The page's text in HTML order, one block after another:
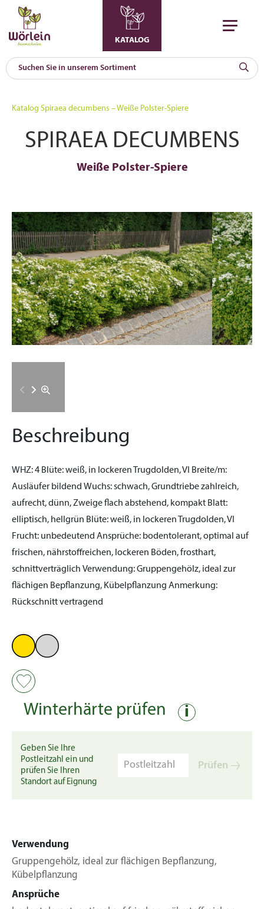
KATALOG
Katalog Spiraea decumbens – Weiße Polster-Spiere
SPIRAEA DECUMBENS
Weiße Polster-Spiere
Beschreibung
WHZ:4 Blüte:weiß, in lockeren Trugdolden, VI Breite/m:
Ausläufer bildend Wuchs:schwach, Grundtriebe zahlreich,
aufrecht, dünn, Zweige flach abstehend, kompakt Blatt:
elliptisch, hellgrün Blüte:weiß, in lockeren Trugdolden, VI
Frucht: unbedeutend Ansprüche: bodentolerant, optimal auf
frischen, nährstoffreichen, lockeren Böden, frosthart,
schnittverträglich Verwendung:Gruppengehölz, ideal zur
flächigen Bepflanzung, Kübelpflanzung Anmerkung:
Rückschnitt vertragend
Winterhärte prüfen i
Geben Sie Ihre
Postleitzahl ein und
prüfen Sie Ihren
Standort auf Eignung
Prüfen
Verwendung
Gruppengehölz, ideal zur flächigen Bepflanzung,
Kübelpflanzung
Ansprüche